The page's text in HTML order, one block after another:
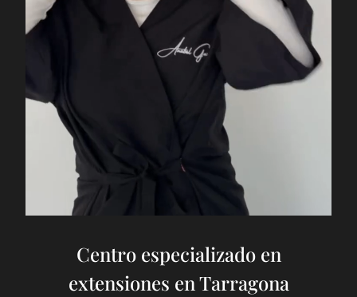
Centro especializado en
extensiones en Tarragona